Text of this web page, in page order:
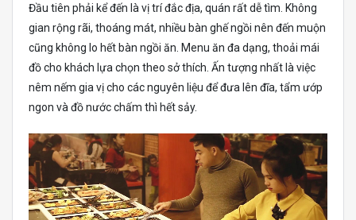
Đầu tiên phải kể đến là vị trí đắc địa, quán rất dễ tìm. Không
gian rộng rãi, thoáng mát, nhiều bàn ghế ngồi nên đến muộn
cũng không lo hết bàn ngồi ăn. Menu ăn đa dạng, thoải mái
đồ cho khách lựa chọn theo sở thích. Ấn tượng nhất là việc
nêm nếm gia vị cho các nguyên liệu để đưa lên đĩa, tẩm ướp
ngon và đồ nước chấm thì hết sảy.